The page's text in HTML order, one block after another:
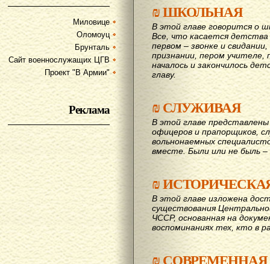
Миловице
Оломоуц
Брунталь
Сайт военнослужащих ЦГВ
Проект "В Армии"
Реклама
₪ШКОЛЬНАЯ
В этой главе говорится о
Все, что касается
первом – звонке и
признании, пером учителе,
началось и закончилось
главу.
₪СЛУЖИВАЯ
В этой главе
офицеров и прапорщиков,
вольнонаемных
вместе. Были или не быль –
₪
В этой главе изложена
существования
ЧССР, основанная на
воспоминаниях тех, кто в